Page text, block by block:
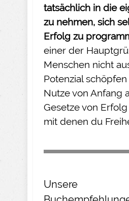
tatsächlich in die
zu nehmen, sich
Erfolg zu
einer der
Menschen nicht
Potenzial schöpfen
Nutze von Anfang
Gesetze von
mit denen du
Unsere